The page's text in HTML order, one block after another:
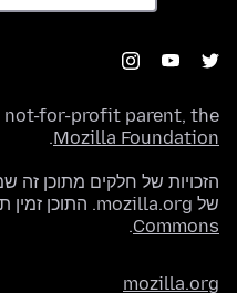
not-for-profit parent, the
Mozilla Foundation
.
של mozilla.org. התוכן זמין תחת
Commons
.
mozilla.org